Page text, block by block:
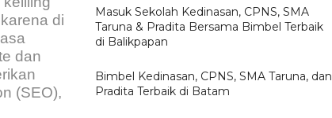
di
dan
(SEO),
Masuk Sekolah Kedinasan, CPNS, SMA
Taruna & Pradita Bersama Bimbel Terbaik
di Balikpapan
Bimbel Kedinasan, CPNS, SMA Taruna, dan
Pradita Terbaik di Batam